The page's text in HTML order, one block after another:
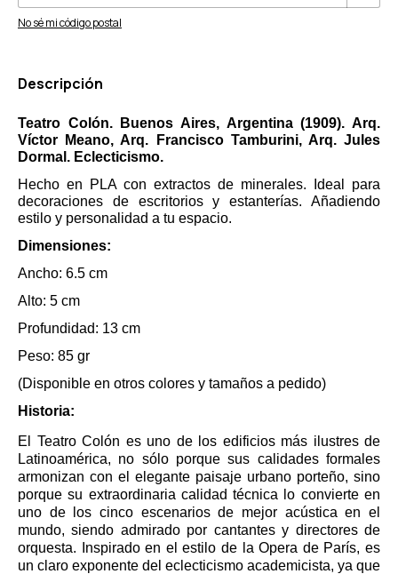
No sé mi código postal
Descripción
Teatro Colón. Buenos Aires, Argentina (1909). Arq.
Víctor Meano, Arq. Francisco Tamburini, Arq. Jules
Dormal. Eclecticismo.
Hecho en PLA con extractos de minerales. Ideal para
decoraciones de escritorios y estanterías. Añadiendo
estilo y personalidad a tu espacio.
Dimensiones:
Ancho: 6.5 cm
Alto: 5 cm
Profundidad: 13 cm
Peso: 85 gr
(Disponible en otros colores y tamaños a pedido)
Historia:
El Teatro Colón es uno de los edificios más ilustres de
Latinoamérica, no sólo porque sus calidades formales
armonizan con el elegante paisaje urbano porteño, sino
porque su extraordinaria calidad técnica lo convierte en
uno de los cinco escenarios de mejor acústica en el
mundo, siendo admirado por cantantes y directores de
orquesta. Inspirado en el estilo de la Opera de París, es
un claro exponente del eclecticismo academicista, ya que